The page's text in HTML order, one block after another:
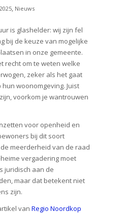
2025, Nieuws
is glashelder: wij zijn fel
bij de keuze van mogelijke
in onze gemeente.
recht om te weten welke
zeker als het gaat
woonomgeving. Juist
voorkom je wantrouwen
voor openheid en
bij dit soort
meerderheid van de raad
vergadering moet
juridisch aan de
maar dat betekent niet
zijn.
van Regio Noordkop